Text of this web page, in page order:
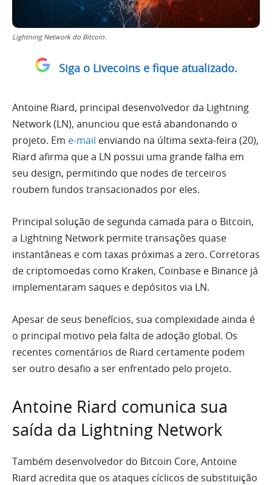
Lightning Network do Bitcoin.
Siga o Livecoins e fique atualizado.
Antoine Riard, principal desenvolvedor da Lightning
Network (LN), anunciou que está abandonando o
projeto. Em e-mail enviando na última sexta-feira (20),
Riard afirma que a LN possui uma grande falha em
seu design, permitindo que nodes de terceiros
roubem fundos transacionados por eles.
Principal solução de segunda camada para o Bitcoin,
a Lightning Network permite transações quase
instantâneas e com taxas próximas a zero. Corretoras
de criptomoedas como Kraken, Coinbase e Binance já
implementaram saques e depósitos via LN.
Apesar de seus benefícios, sua complexidade ainda é
o principal motivo pela falta de adoção global. Os
recentes comentários de Riard certamente podem
ser outro desafio a ser enfrentado pelo projeto.
Antoine Riard comunica sua
saída da Lightning Network
Também desenvolvedor do Bitcoin Core, Antoine
Riard acredita que os ataques cíclicos de substituição